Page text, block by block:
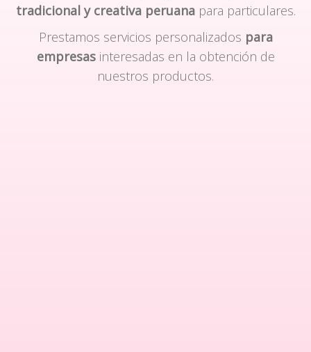
tradicional y creativa peruanapara particulares.
Prestamos servicios personalizados para
empresasinteresadas en la obtención de
nuestros productos.